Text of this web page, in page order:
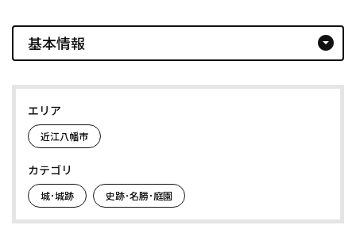
基本情報 arrow_drop_down_circle
エリア
近江八幡市
カテゴリ
城･城跡 史跡･名勝･庭園